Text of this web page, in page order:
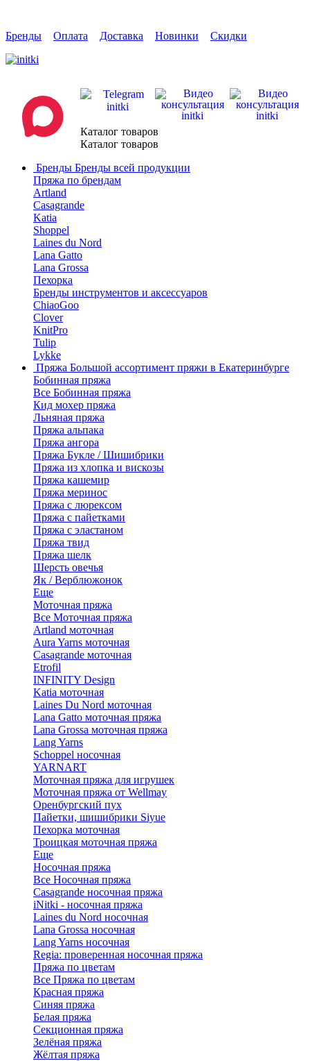
Бренды Оплата Доставка Новинки Скидки
Каталог товаров
Каталог товаров
Бренды Бренды всей продукции
Пряжа по брендам
Artland
Casagrande
Katia
Shoppel
Laines du Nord
Lana Gatto
Lana Grossa
Пехорка
Бренды инструментов и аксессуаров
ChiaoGoo
Clover
KnitPro
Tulip
Lykke
Пряжа Большой ассортимент пряжи в Екатеринбурге
Бобинная пряжа
Все Бобинная пряжа
Кид мохер пряжа
Льняная пряжа
Пряжа альпака
Пряжа ангора
Пряжа Букле / Шишибрики
Пряжа из хлопка и вискозы
Пряжа кашемир
Пряжа меринос
Пряжа с люрексом
Пряжа с пайетками
Пряжа с эластаном
Пряжа твид
Пряжа шелк
Шерсть овечья
Як / Верблюжонок
Еще
Моточная пряжа
Все Моточная пряжа
Artland моточная
Aura Yarns моточная
Casagrande моточная
Etrofil
INFINITY Design
Katia моточная
Laines Du Nord моточная
Lana Gatto моточная пряжа
Lana Grossa моточная пряжа
Lang Yarns
Schoppel носочная
YARNART
Моточная пряжа для игрушек
Моточная пряжа от Wellmay
Оренбургский пух
Пайетки, шишибрики Siyue
Пехорка моточная
Троицкая моточная пряжа
Еще
Носочная пряжа
Все Носочная пряжа
Casagrande носочная пряжа
iNitki - носочная пряжа
Laines du Nord носочная
Lana Grossa носочная
Lang Yarns носочная
Regia: проверенная носочная пряжа
Пряжа по цветам
Все Пряжа по цветам
Красная пряжа
Синяя пряжа
Белая пряжа
Секционная пряжа
Зелёная пряжа
Жёлтая пряжа